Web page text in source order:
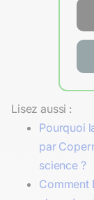
Lisez aussi :
Pourquoi
par
science ?
Comment